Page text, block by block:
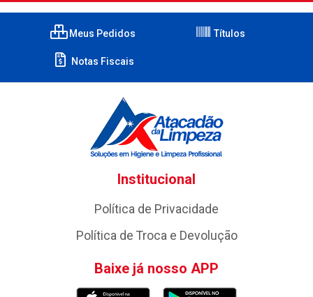
Meus Pedidos Títulos
Notas Fiscais
Institucional
Política de Privacidade
Política de Troca e Devolução
Baixe já nosso APP